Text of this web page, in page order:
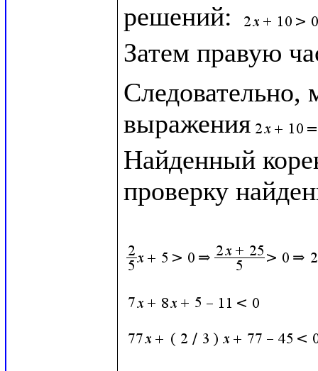
решений:
Затем правую
Следовательно,
выражения
Найденный
проверку